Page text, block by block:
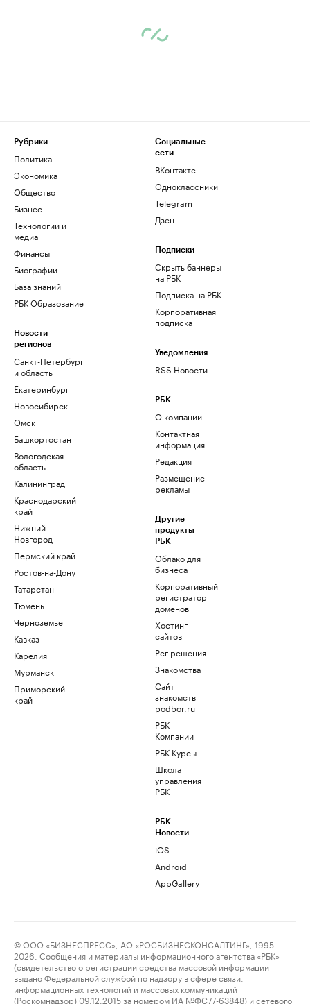
Рубрики
Политика
Экономика
Общество
Бизнес
Технологии и
медиа
Финансы
Биографии
База знаний
РБК Образование
Новости
регионов
Санкт-Петербург
и область
Екатеринбург
Новосибирск
Омск
Башкортостан
Вологодская
область
Калининград
Краснодарский
край
Нижний
Новгород
Пермский край
Ростов-на-Дону
Татарстан
Тюмень
Черноземье
Кавказ
Карелия
Мурманск
Приморский
край
Социальные
сети
ВКонтакте
Одноклассники
Telegram
Дзен
Подписки
Скрыть баннеры
на РБК
Подписка на РБК
Корпоративная
подписка
Уведомления
RSS Новости
РБК
О компании
Контактная
информация
Редакция
Размещение
рекламы
Другие
продукты
РБК
Облако для
бизнеса
Корпоративный
регистратор
доменов
Хостинг
сайтов
Рег.решения
Знакомства
Сайт
знакомств
podbor.ru
РБК
Компании
РБК Курсы
Школа
управления
РБК
РБК
Новости
iOS
Android
AppGallery
© ООО «БИЗНЕСПРЕСС», АО «РОСБИЗНЕСКОНСАЛТИНГ», 1995–
2026. Сообщения и материалы информационного агентства «РБК»
(свидетельство о регистрации средства массовой информации
выдано Федеральной службой по надзору в сфере связи,
информационных технологий и массовых коммуникаций
(Роскомнадзор) 09.12.2015 за номером ИА №ФС77-63848) и сетевого